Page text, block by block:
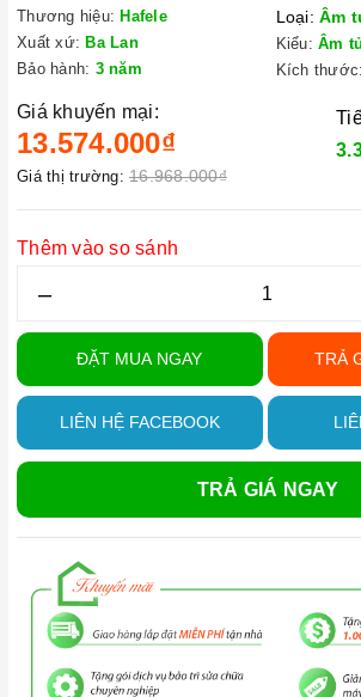
Thương hiệu: Hafele
Xuất xứ: Ba Lan
Bảo hành: 3 năm
Loại: Âm
Kiểu: Âm tủ
Kích thước:
Giá khuyến mại:
13.574.000₫
Giá thị trường: 16.968.000₫
Thêm vào so sánh
–
ĐẶT MUA NGAY TRẢ
LIÊN HỆ FACEBOOK
TRẢ GIÁ NGAY